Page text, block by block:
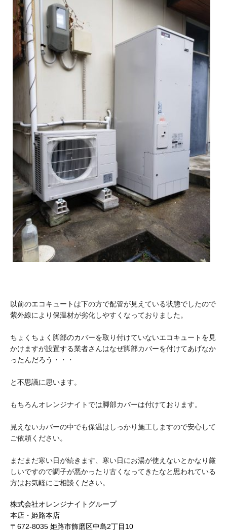
以前のエコキュートは下の方で配管が見えている状態でしたので
紫外線により保温材が劣化しやすくなっておりました。
ちょくちょく脚部のカバーを取り付けていないエコキュートを見
かけますが設置する業者さんはなぜ脚部カバーを付けてあげなか
ったんだろう・・・
と不思議に思います。
もちろんオレンジナイトでは脚部カバーは付けております。
見えないカバーの中でも保温はしっかり施工しますので安心して
ご依頼ください。
まだまだ寒い日が続きます、寒い日にお湯が使えないとかなり厳
しいですので調子が悪かったり古くなってきたなと思われている
方はお気軽にご相談ください。
株式会社オレンジナイトグループ
本店・姫路本店
〒672-8035 姫路市飾磨区中島2丁目10